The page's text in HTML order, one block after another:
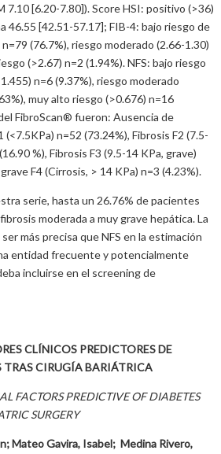
7.10 [6.20-7.80]). Score HSI: positivo (>36)
46.55 [42.51-57.17]; FIB-4: bajo riesgo de
(76.7%), riesgo moderado (2.66-1.30)
(>2.67) n=2 (1.94%). NFS: bajo riesgo
n=6 (9.37%), riesgo moderado
muy alto riesgo (>0.676) n=16
FibroScan® fueron: Ausencia de
n=52 (73.24%), Fibrosis F2 (7.5-
%), Fibrosis F3 (9.5-14 KPa, grave)
F4 (Cirrosis, > 14 KPa) n=3 (4.23%).
serie, hasta un 26.76% de pacientes
moderada a muy grave hepática. La
más precisa que NFS en la estimación
entidad frecuente y potencialmente
incluirse en el screening de
CLÍNICOS PREDICTORES DE
TRAS CIRUGÍA BARIÁTRICA
FACTORS PREDICTIVE OF DIABETES
SURGERY
Mateo Gavira, Isabel; Medina Rivero,